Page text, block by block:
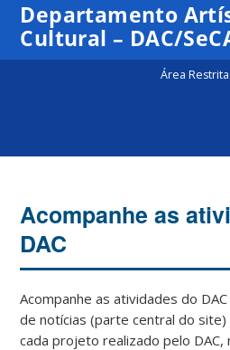
Departamento
Cultural – DAC/
Área Restrita
Acompanhe as
DAC
Acompanhe as atividades do
de notícias (parte central do site)
cada projeto realizado pelo DAC,